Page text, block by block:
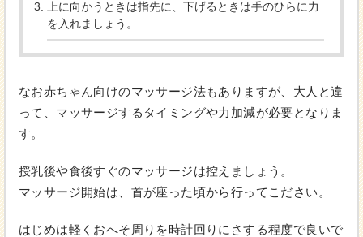
上に向かうときは指先に、下げるときは手のひらに力
を入れましょう。
なお赤ちゃん向けのマッサージ法もありますが、大人と違
って、マッサージするタイミングや力加減が必要となりま
す。
授乳後や食後すぐのマッサージは控えましょう。
マッサージ開始は、首が座った頃から行ってこださい。
はじめは軽くおへそ周りを時計回りにさする程度で良いで